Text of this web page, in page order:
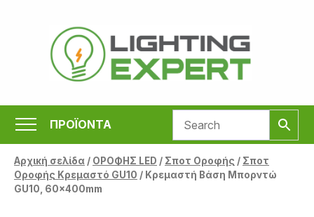
περιεχόμενο
ΠΡΟΪΟΝΤΑ
Αρχική σελίδα/ ΟΡΟΦΗΣ LED / Σποτ Οροφής / Σποτ
Οροφής Κρεμαστό GU10 / Κρεμαστή Βάση Μπορντώ
GU10, 60x400mm